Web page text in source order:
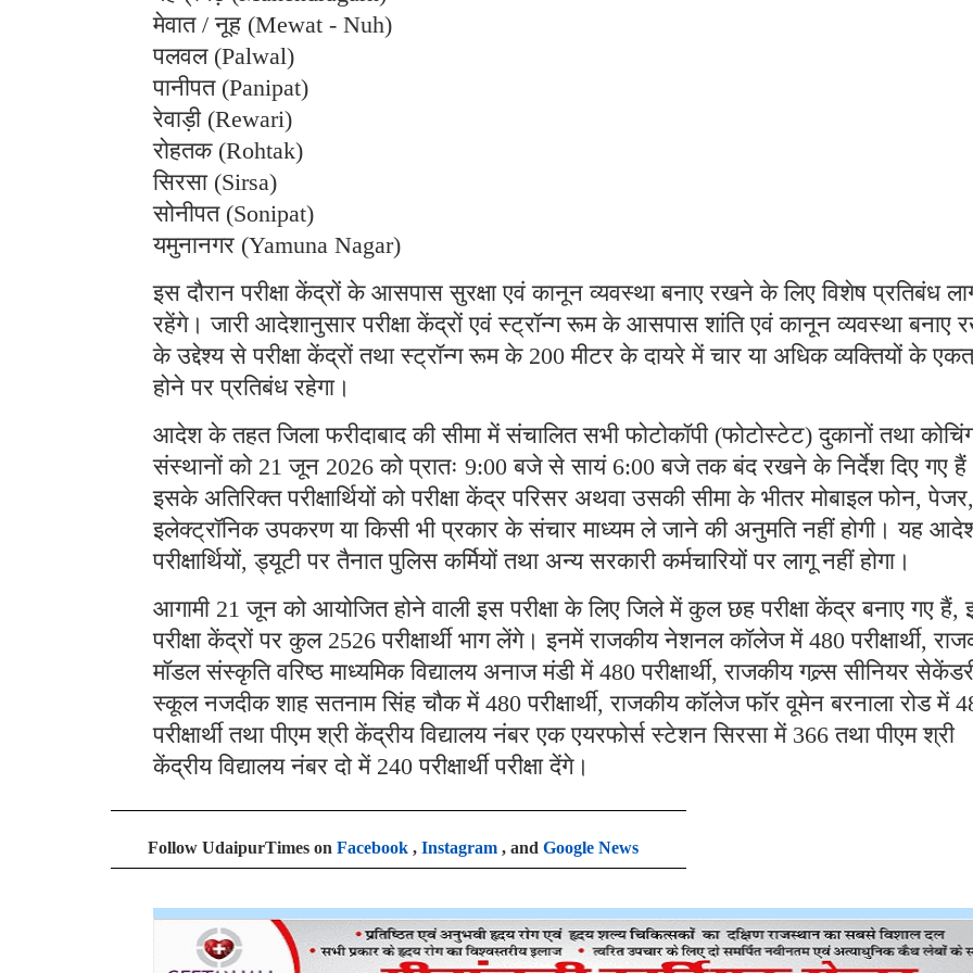
मेवात / नूह (Mewat - Nuh)
पलवल (Palwal)
पानीपत (Panipat)
रेवाड़ी (Rewari)
रोहतक (Rohtak)
सिरसा (Sirsa)
सोनीपत (Sonipat)
यमुनानगर (Yamuna Nagar)
इस दौरान परीक्षा केंद्रों के आसपास सुरक्षा एवं कानून व्यवस्था बनाए रखने के लिए विशेष प्रतिबंध
रहेंगे। जारी आदेशानुसार परीक्षा केंद्रों एवं स्ट्रॉन्ग रूम के आसपास शांति एवं कानून व्यवस्था बनाए
के उद्देश्य से परीक्षा केंद्रों तथा स्ट्रॉन्ग रूम के 200 मीटर के दायरे में चार या अधिक व्यक्तियों के
होने पर प्रतिबंध रहेगा।
आदेश के तहत जिला फरीदाबाद की सीमा में संचालित सभी फोटोकॉपी (फोटोस्टेट) दुकानों तथा
संस्थानों को 21 जून 2026 को प्रातः 9:00 बजे से सायं 6:00 बजे तक बंद रखने के निर्देश दिए गए
इसके अतिरिक्त परीक्षार्थियों को परीक्षा केंद्र परिसर अथवा उसकी सीमा के भीतर मोबाइल फोन, पेजर,
इलेक्ट्रॉनिक उपकरण या किसी भी प्रकार के संचार माध्यम ले जाने की अनुमति नहीं होगी। यह
परीक्षार्थियों, ड्यूटी पर तैनात पुलिस कर्मियों तथा अन्य सरकारी कर्मचारियों पर लागू नहीं होगा।
आगामी 21 जून को आयोजित होने वाली इस परीक्षा के लिए जिले में कुल छह परीक्षा केंद्र बनाए गए हैं,
परीक्षा केंद्रों पर कुल 2526 परीक्षार्थी भाग लेंगे। इनमें राजकीय नेशनल कॉलेज में 480 परीक्षार्थी,
मॉडल संस्कृति वरिष्ठ माध्यमिक विद्यालय अनाज मंडी में 480 परीक्षार्थी, राजकीय गल्र्स सीनियर
स्कूल नजदीक शाह सतनाम सिंह चौक में 480 परीक्षार्थी, राजकीय कॉलेज फॉर वूमेन बरनाला रोड में
परीक्षार्थी तथा पीएम श्री केंद्रीय विद्यालय नंबर एक एयरफोर्स स्टेशन सिरसा में 366 तथा पीएम श्री
केंद्रीय विद्यालय नंबर दो में 240 परीक्षार्थी परीक्षा देंगे।
Follow UdaipurTimes on Facebook , Instagram , and Google News